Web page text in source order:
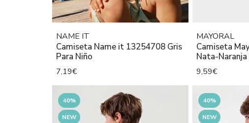
NAME IT
Camiseta Name it 13254708 Gris
Para Niño
7,19€
MAYORAL
Camiseta
Nata-
9,59€
40%
NEW
40%
NEW